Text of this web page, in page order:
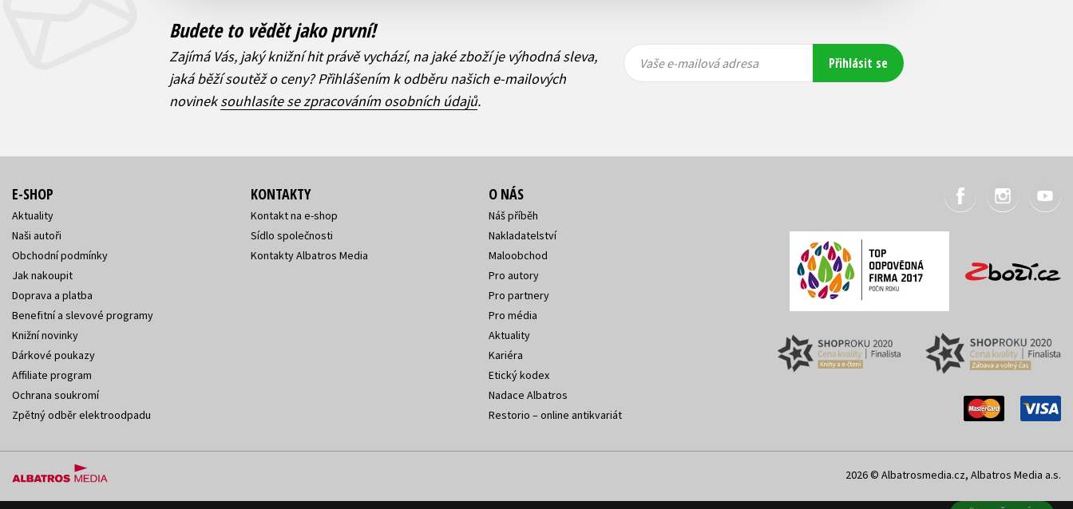
Budete to vědět jako první!
Zajímá Vás, jaký knižní hit právě vychází, na jaké zboží je výhodná sleva,
jaká běží soutěž o ceny? Přihlášením k odběru našich e-mailových
novineksouhlasíte se zpracováním osobních údajů.
mailová
mailová
Vaše e-mailová adresa Přihlásit se
E-SHOP
Aktuality
Naši autoři
Obchodní podmínky
Jak nakoupit
Doprava a platba
Benefitní a slevové programy
Knižní novinky
Dárkové poukazy
Affiliate program
Ochrana soukromí
Zpětný odběr elektroodpadu
KONTAKTY
Kontakt na e-shop
Sídlo společnosti
Kontakty Albatros Media
O NÁS
Náš příběh
Nakladatelství
Maloobchod
Pro autory
Pro partnery
Pro média
Aktuality
Kariéra
Etický kodex
Nadace Albatros
Restorio – online antikvariát
2026 © Albatrosmedia.cz, Albatros Media a.s.